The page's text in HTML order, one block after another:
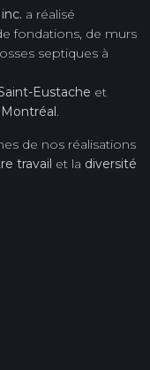
a réalisé
fondations, de murs
septiques à
Eustache et
.
de nos réalisations
travail et la diversité